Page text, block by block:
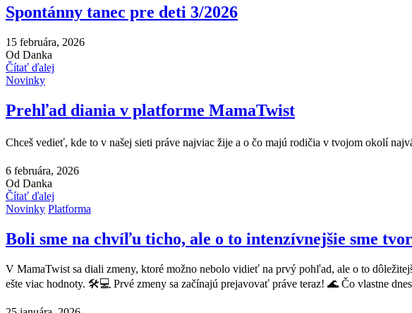
Spontánny tanec pre deti 3/2026
15 februára, 2026
Od Danka
Čítať ďalej
Novinky
Prehľad diania v platforme MamaTwist
Chceš vedieť, kde to v našej sieti práve najviac žije a o čo majú rodičia v tvojom okolí
6 februára, 2026
Od Danka
Čítať ďalej
Novinky Platforma
Boli sme na chvíľu ticho, ale o to intenzívnejšie sme
V MamaTwist sa diali zmeny, ktoré možno nebolo vidieť na prvý pohľad, ale o to
ešte viac hodnoty. 🛠️💻 Prvé zmeny sa začínajú prejavovať práve teraz! 🌊 Čo vlastne